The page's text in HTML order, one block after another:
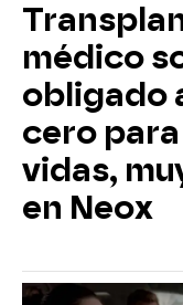
médico
obligado
cero
vidas,
en Neox